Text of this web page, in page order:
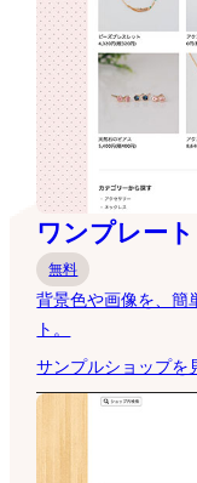
ワンプレー
無料
背景色や画像を、簡
ト。
サンプルショップを